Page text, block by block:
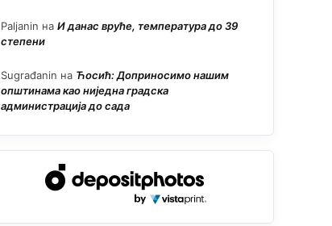
Paljanin на И данас вруће, температура до 39
степени
Sugrađanin на Ћосић: Доприносимо нашим
општинама као ниједна градска
администрација до сада